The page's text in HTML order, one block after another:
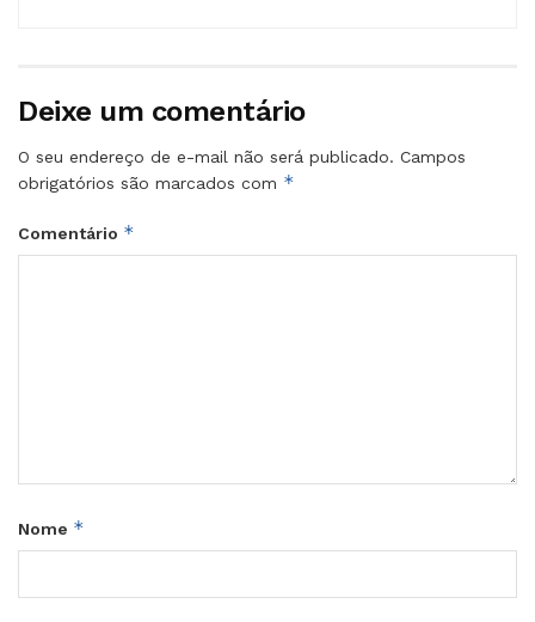
Deixe um comentário
O seu endereço de e-mail não será publicado. Campos
obrigatórios são marcados com *
Comentário *
Nome *